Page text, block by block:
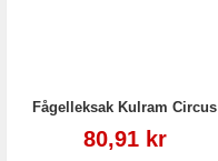
Fågelleksak Kulram Circus
Reapris
80,91 kr